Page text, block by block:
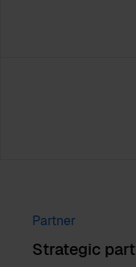
Partner
Strategic